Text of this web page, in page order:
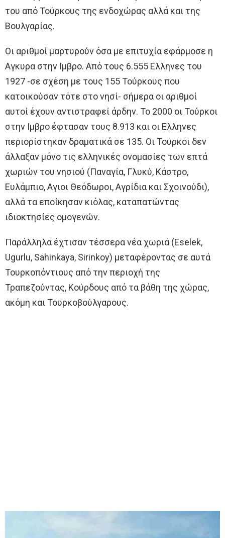
του από Τούρκους της ενδοχώρας αλλά και της
Βουλγαρίας.
Οι αριθμοί μαρτυρούν όσα με επιτυχία εφάρμοσε η
Αγκυρα στην Ιμβρο. Από τους 6.555 Ελληνες του
1927 -σε σχέση με τους 155 Τούρκους που
κατοικούσαν τότε στο νησί- σήμερα οι αριθμοί
αυτοί έχουν αντιστραφεί άρδην. Το 2000 οι Τούρκοι
στην Ιμβρο έφτασαν τους 8.913 και οι Ελληνες
περιορίστηκαν δραματικά σε 135. Οι Τούρκοι δεν
άλλαξαν μόνο τις ελληνικές ονομασίες των επτά
χωριών του νησιού (Παναγία, Γλυκύ, Κάστρο,
Ευλάμπιο, Αγιοι Θεόδωροι, Αγρίδια και Σχοινούδι),
αλλά τα εποίκησαν κιόλας, καταπατώντας
ιδιοκτησίες ομογενών.
Παράλληλα έχτισαν τέσσερα νέα χωριά (Eselek,
Ugurlu, Sahinkaya, Sirinkoy) μεταφέροντας σε αυτά
Τουρκοπόντιους από την περιοχή της
Τραπεζούντας, Κούρδους από τα βάθη της χώρας,
ακόμη και Τουρκοβούλγαρους.